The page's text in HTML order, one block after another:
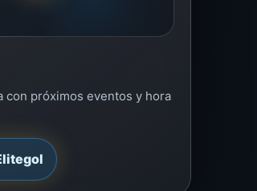
con próximos eventos y hora